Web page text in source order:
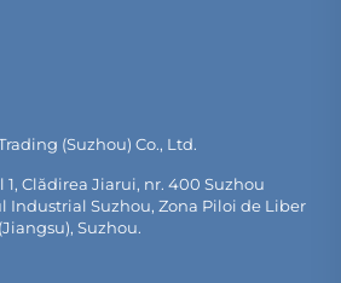
(Suzhou) Co., Ltd.
1, Clădirea Jiarui, nr. 400 Suzhou
Industrial Suzhou, Zona Piloi de Liber
Suzhou.